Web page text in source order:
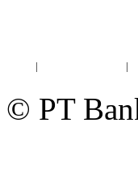
| |
© PT